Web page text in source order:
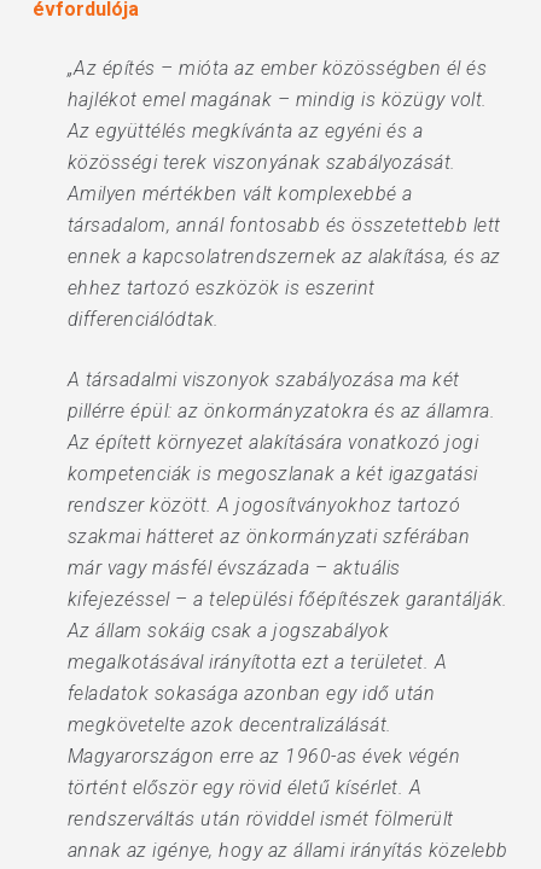
évfordulója
„Az építés – mióta az ember közösségben él és
hajlékot emel magának – mindig is közügy volt.
Az együttélés megkívánta az egyéni és a
közösségi terek viszonyának szabályozását.
Amilyen mértékben vált komplexebbé a
társadalom, annál fontosabb és összetettebb lett
ennek a kapcsolatrendszernek az alakítása, és az
ehhez tartozó eszközök is eszerint
differenciálódtak.
A társadalmi viszonyok szabályozása ma két
pillérre épül: az önkormányzatokra és az államra.
Az épített környezet alakítására vonatkozó jogi
kompetenciák is megoszlanak a két igazgatási
rendszer között. A jogosítványokhoz tartozó
szakmai hátteret az önkormányzati szférában
már vagy másfél évszázada – aktuális
kifejezéssel – a települési főépítészek garantálják.
Az állam sokáig csak a jogszabályok
megalkotásával irányította ezt a területet. A
feladatok sokasága azonban egy idő után
megkövetelte azok decentralizálását.
Magyarországon erre az 1960-as évek végén
történt először egy rövid életű kísérlet. A
rendszerváltás után röviddel ismét fölmerült
annak az igénye, hogy az állami irányítás közelebb